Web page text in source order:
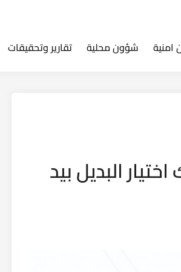
شؤون محلية تقارير وتحقيقات
البديل بيد